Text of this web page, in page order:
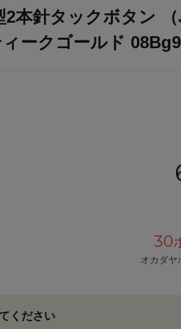
2本針タックボタン （
ークゴールド
30
オカダヤ
ください